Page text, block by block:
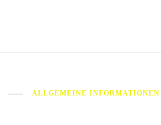
ALLGEMEINE INFORMATIONEN